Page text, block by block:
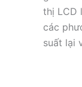
thị LCD
các
suất lại